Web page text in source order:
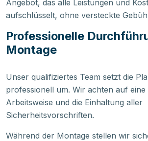
Angebot, das alle Leistungen und
aufschlüsselt, ohne versteckte
Professionelle
Montage
Unser qualifiziertes Team setzt die
professionell um. Wir achten auf eine
Arbeitsweise und die Einhaltung aller
Sicherheitsvorschriften.
Während der Montage stellen wir